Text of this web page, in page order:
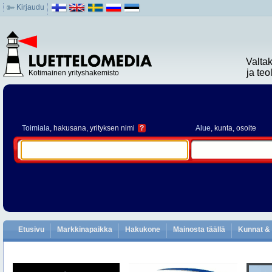
Kirjaudu
Kotimainen yrityshakemisto
ja
Toimiala, hakusana, yrityksen nimi ? Alue, kunta, osoite
Etusivu Markkinapaikka Hakukone Mainosta täällä Kunnat